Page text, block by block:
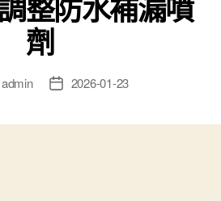
劑
admin
文 2026-01-23